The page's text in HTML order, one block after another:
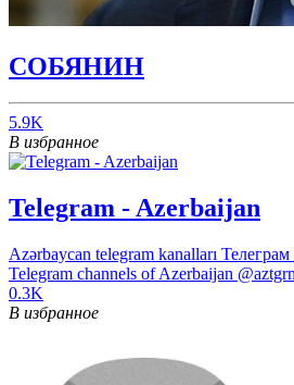
СОБЯНИН
5.9K
В избранное
Telegram - Azerbaijan
Azərbaycan telegram kanalları
Telegram channels of Azerbaijan
0.3K
В избранное